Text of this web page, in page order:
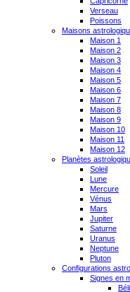
Verseau
Poissons
Maisons
Maison 1
Maison 2
Maison 3
Maison 4
Maison 5
Maison 6
Maison 7
Maison 8
Maison 9
Maison 10
Maison 11
Maison 12
Planètes
Soleil
Lune
Mercure
Vénus
Mars
Jupiter
Saturne
Uranus
Neptune
Pluton
Configurations
Signes en